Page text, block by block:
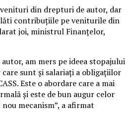
venituri din drepturi de autor, dar
contribuţiile pe veniturile din
joi, ministrul Finanţelor,
am mers pe ideea stopajului
sunt şi salariaţi a obligaţiilor
Este o abordare care a mai
şi este de bun augur celor
mecanism”, a afirmat